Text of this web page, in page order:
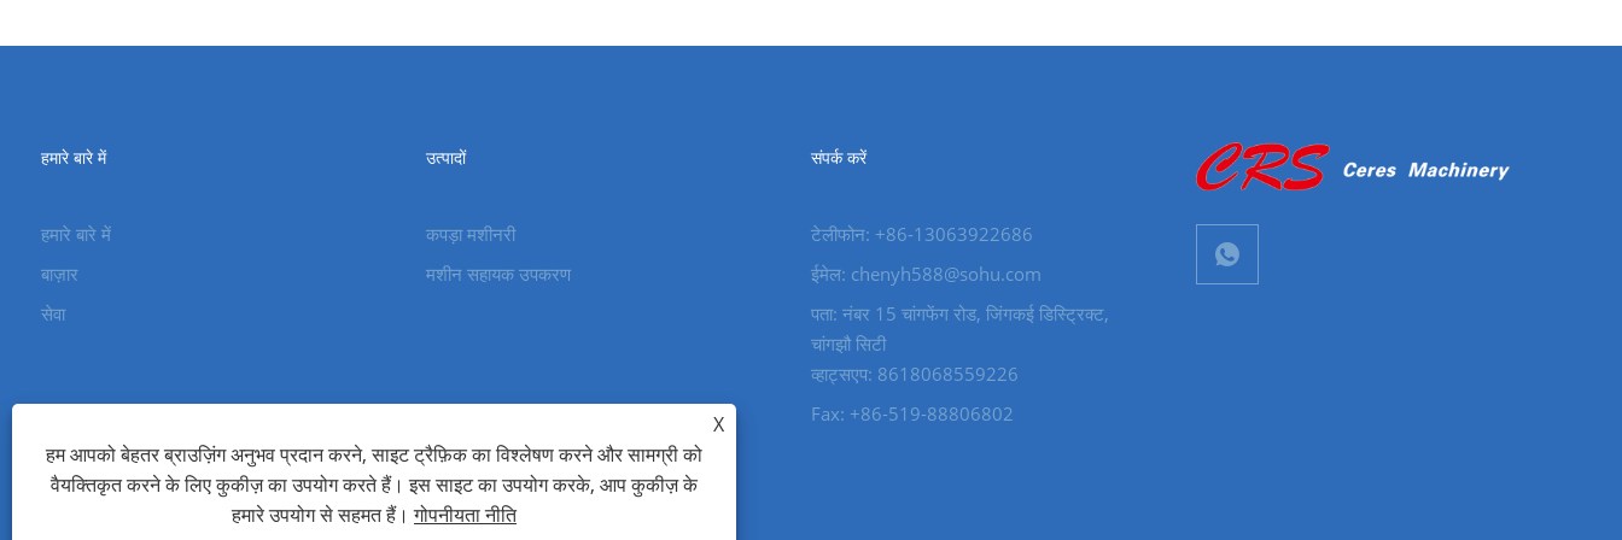
हमारे बारे में
हमारे बारे में
बाज़ार
सेवा
उत्पादों
कपड़ा मशीनरी
मशीन सहायक उपकरण
संपर्क करें
टेलीफोन: +86-13063922686
ईमेल: chenyh588@sohu.com
पता: नंबर 15 चांगफेंग रोड, जिंगकई डिस्ट्रिक्ट,
चांगझौ सिटी
व्हाट्सएप: 8618068559226
Fax: +86-519-88806802
कॉपीराइट © 2023 चांगझौ सेरेस मशीनरी कं, लिमिटेड सभी अधिकार सुरक्षित।
X
हम आपको बेहतर ब्राउज़िंग अनुभव प्रदान करने, साइट ट्रैफ़िक का विश्लेषण करने और सामग्री को
वैयक्तिकृत करने के लिए कुकीज़ का उपयोग करते हैं। इस साइट का उपयोग करके, आप कुकीज़ के
हमारे उपयोग से सहमत हैं।गोपनीयता नीति